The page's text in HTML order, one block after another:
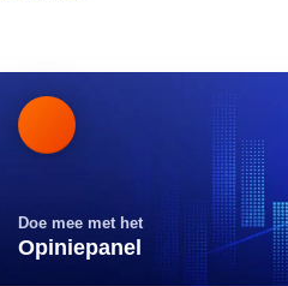
Doe mee met het
Opiniepanel